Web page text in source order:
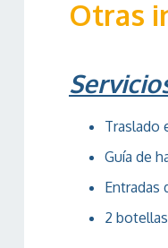
Otras
Traslado
Guía de
Entradas
2